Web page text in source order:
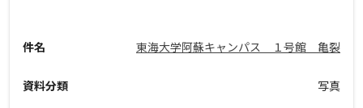
件名 東海大学阿蘇キャンパス １号館 亀裂
資料分類 写真